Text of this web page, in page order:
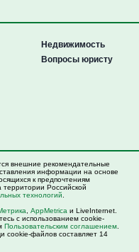
Недвижимость
Вопросы юристу
внешние рекомендательные
информации на основе
к предпочтениям
Российской
технологий
AppMetrica и LiveInternet.
с использованием cookie-
Пользовательским соглашением
cookie-файлов составляет 14